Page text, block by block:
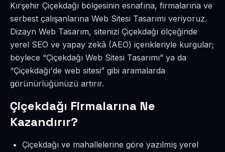
Kırşehir Çiçekdağı bölgesinin esnafına, firmalarına ve
serbest çalışanlarına Web Sitesi Tasarımı veriyoruz.
Dizayn Web Tasarım, sitenizi Çiçekdağı ölçeğinde
yerel SEO ve yapay zekâ (AEO) içerikleriyle kurgular;
böylece “Çiçekdağı Web Sitesi Tasarımı” ya da
“Çiçekdağı'de web sitesi” gibi aramalarda
görünürlüğünüzü artırır.
Çiçekdağı Firmalarına Ne
Kazandırır?
Çiçekdağı ve mahallelerine göre yazılmış yerel